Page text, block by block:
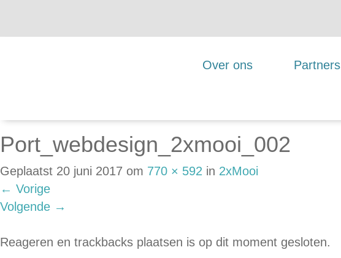
Over ons Partners
Port_webdesign_2xmooi_002
Geplaatst 20 juni 2017 om 770 × 592 in 2xMooi
← Vorige
Volgende →
Reageren en trackbacks plaatsen is op dit moment gesloten.